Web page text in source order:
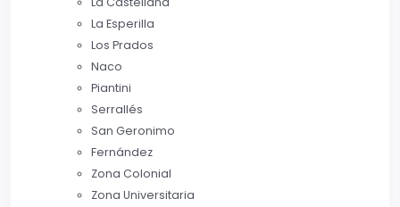
La Esperilla
Los Prados
Naco
Piantini
Serrallés
San Geronimo
Fernández
Zona Colonial
Zona Universitaria